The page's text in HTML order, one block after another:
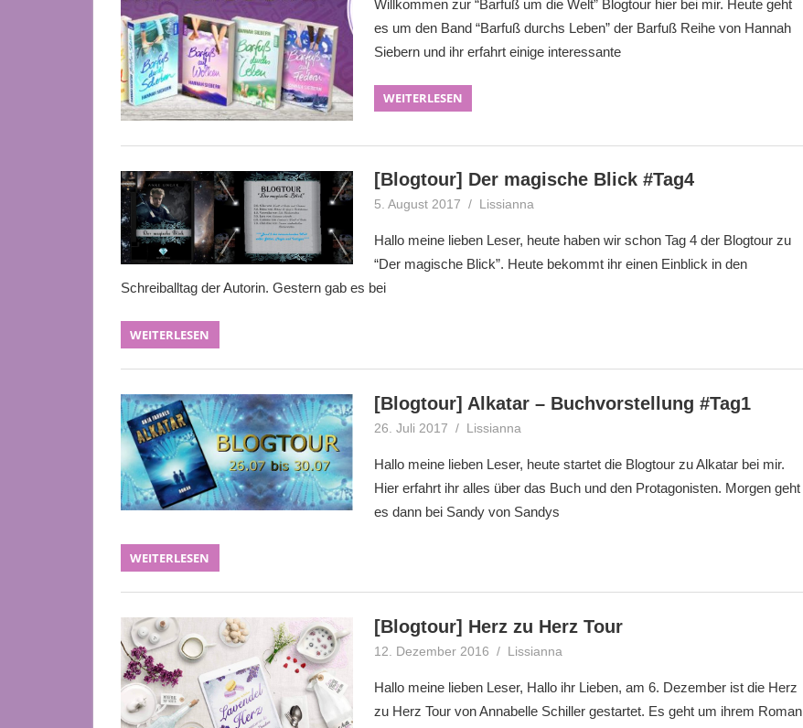
Willkommen zur “Barfuß um die Welt” Blogtour hier bei mir. Heute geht
es um den Band “Barfuß durchs Leben” der Barfuß Reihe von Hannah
Siebern und ihr erfahrt einige interessante
WEITERLESEN
[Blogtour] Der magische Blick #Tag4
5. August 2017 Lissianna
Hallo meine lieben Leser, heute haben wir schon Tag 4 der Blogtour zu
“Der magische Blick”. Heute bekommt ihr einen Einblick in den
Schreiballtag der Autorin. Gestern gab es bei
WEITERLESEN
[Blogtour] Alkatar – Buchvorstellung #Tag1
26. Juli 2017 Lissianna
Hallo meine lieben Leser, heute startet die Blogtour zu Alkatar bei mir.
Hier erfahrt ihr alles über das Buch und den Protagonisten. Morgen geht
es dann bei Sandy von Sandys
WEITERLESEN
[Blogtour] Herz zu Herz Tour
12. Dezember 2016 Lissianna
Hallo meine lieben Leser, Hallo ihr Lieben, am 6. Dezember ist die Herz
zu Herz Tour von Annabelle Schiller gestartet. Es geht um ihrem Roman